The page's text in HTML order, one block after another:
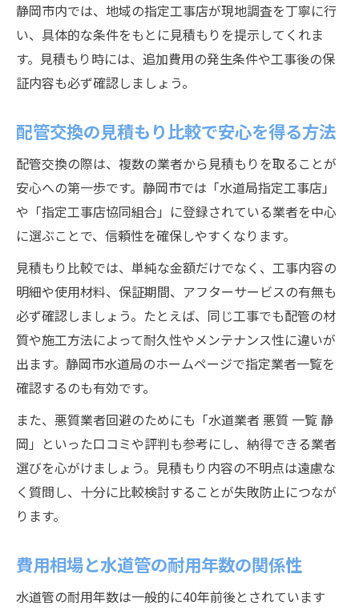
静岡市内では、地域の指定工事店が現地調査を丁寧に行
い、具体的な条件をもとに見積もりを提示してくれま
す。見積もり時には、追加費用の発生条件や工事後の保
証内容も必ず確認しましょう。
配管交換の見積もり比較で安心を得る方法
配管交換の際は、複数の業者から見積もりを取ることが
安心への第一歩です。静岡市では「水道局指定工事店」
や「指定工事店協同組合」に登録されている業者を中心
に選ぶことで、信頼性を確保しやすくなります。
見積もり比較では、単純な金額だけでなく、工事内容の
明細や使用材料、保証期間、アフターサービスの有無も
必ず確認しましょう。たとえば、同じ工事でも配管の材
質や施工方法によって耐久性やメンテナンス性に違いが
出ます。静岡市水道局のホームページで指定業者一覧を
確認するのも有効です。
また、悪質業者回避のためにも「水道業者 悪質 一覧 静
岡」といった口コミや評判も参考にし、納得できる業者
選びを心がけましょう。見積もり内容の不明点は遠慮な
く質問し、十分に比較検討することが失敗防止につなが
ります。
費用相場と水道管の耐用年数の関係性
水道管の耐用年数は一般的に40年前後とされています